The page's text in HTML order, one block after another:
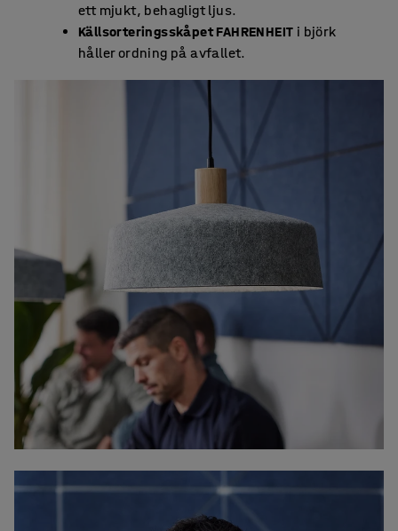
ett mjukt, behagligt ljus.
Källsorteringsskåpet FAHRENHEIT i björk
håller ordning på avfallet.